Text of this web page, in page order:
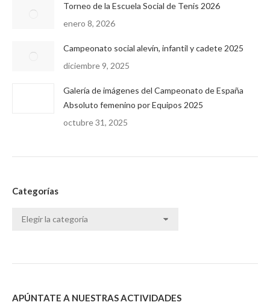
Torneo de la Escuela Social de Tenis 2026
enero 8, 2026
Campeonato social alevín, infantil y cadete 2025
diciembre 9, 2025
Galería de imágenes del Campeonato de España
Absoluto femenino por Equipos 2025
octubre 31, 2025
Categorías
Categorías
APÚNTATE A NUESTRAS ACTIVIDADES